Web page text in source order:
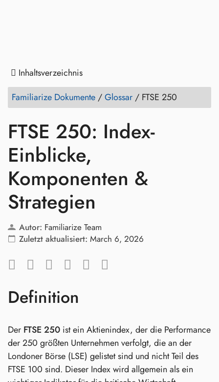
Inhaltsverzeichnis
Familiarize Dokumente /Glossar / FTSE 250
FTSE 250: Index-
Einblicke,
Komponenten &
Strategien
Autor: Familiarize Team
Zuletzt aktualisiert: March 6, 2026
Definition
Der FTSE 250 ist ein Aktienindex, der die Performance
der 250 größten Unternehmen verfolgt, die an der
Londoner Börse (LSE) gelistet sind und nicht Teil des
FTSE 100 sind. Dieser Index wird allgemein als ein